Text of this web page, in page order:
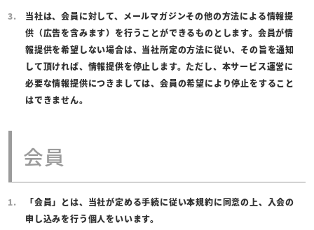
当社は、会員に対して、メールマガジンその他の方法による情報提
供（広告を含みます）を行うことができるものとします。会員が情
報提供を希望しない場合は、当社所定の方法に従い、その旨を通知
して頂ければ、情報提供を停止します。ただし、本サービス運営に
必要な情報提供につきましては、会員の希望により停止をすること
はできません。
会員
「会員」とは、当社が定める手続に従い本規約に同意の上、入会の
申し込みを行う個人をいいます。